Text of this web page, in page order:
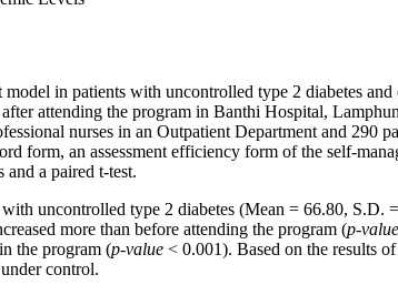
in patients with uncontrolled type 2 diabetes
attending the program in Banthi Hospital,
nurses in an Outpatient Department and 290
form, an assessment efficiency form of the self-
and a paired t-test.
uncontrolled type 2 diabetes (Mean = 66.80, S.D.
more than before attending the program (p-value
the program (p-value < 0.001). Based on the results
control.